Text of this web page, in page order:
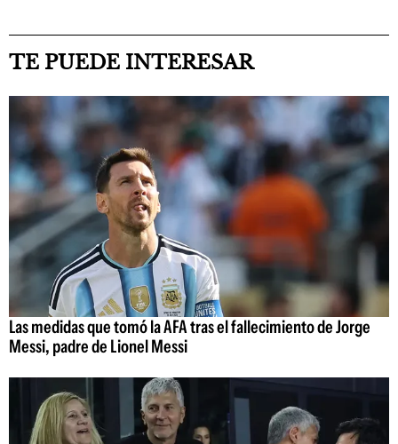
TE PUEDE INTERESAR
Las medidas que tomó la AFA tras el fallecimiento de Jorge
Messi, padre de Lionel Messi